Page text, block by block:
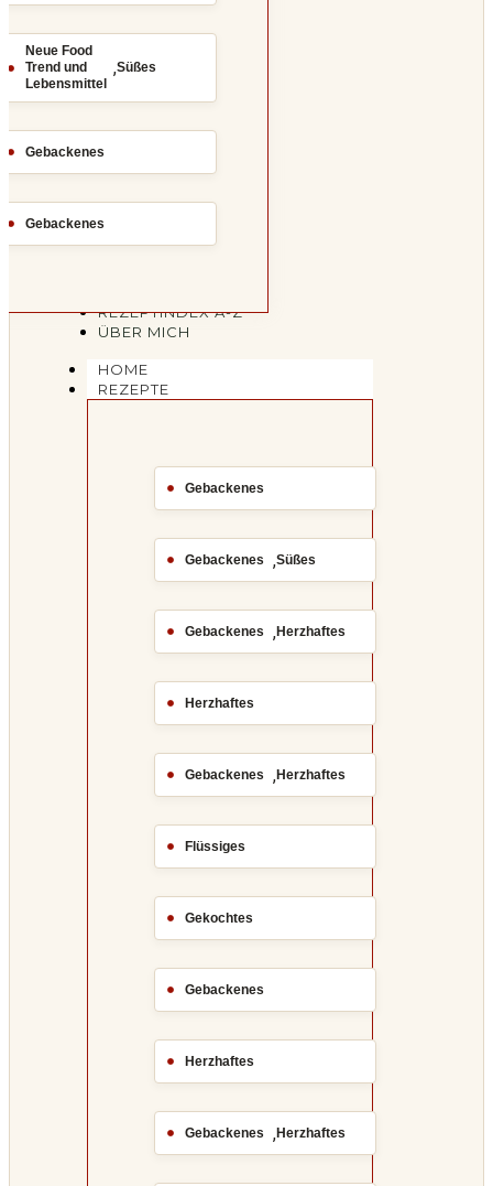
Neue Food
Trend und
Lebensmittel
,Süßes
Gebackenes
Gebackenes
REZEPTINDEX A-Z
ÜBER MICH
HOME
REZEPTE
Gebackenes
Gebackenes ,Süßes
Gebackenes ,Herzhaftes
Herzhaftes
Gebackenes ,Herzhaftes
Flüssiges
Gekochtes
Gebackenes
Herzhaftes
Gebackenes ,Herzhaftes